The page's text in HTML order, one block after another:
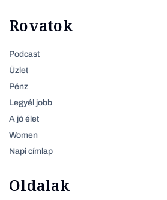
Rovatok
Podcast
Üzlet
Pénz
Legyél jobb
A jó élet
Women
Napi címlap
Oldalak